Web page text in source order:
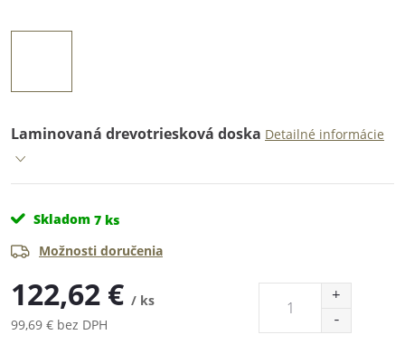
Laminovaná drevotriesková doska Detailné informácie
Skladom 7 ks
Možnosti doručenia
122,62 € / ks
99,69 € bez DPH